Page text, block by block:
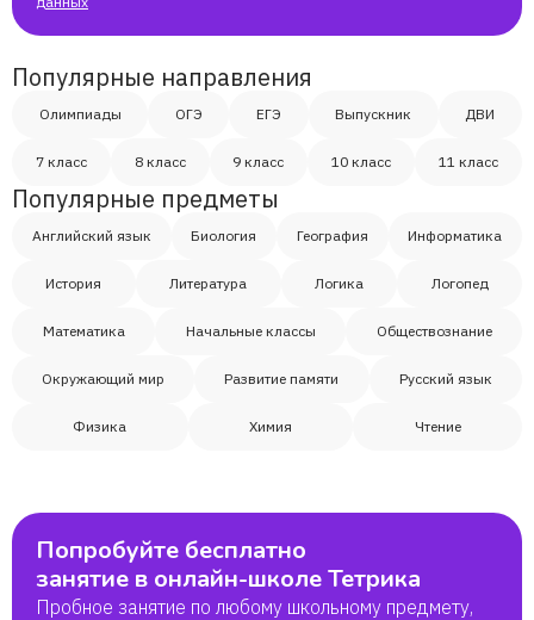
Популярные направления
Олимпиады ОГЭ ЕГЭ Выпускник ДВИ
7 класс 8 класс 9 класс 10 класс 11 класс
Популярные предметы
Английский язык Биология География Информатика
История Литература Логика Логопед
Математика Начальные классы Обществознание
Окружающий мир Развитие памяти Русский язык
Физика Химия Чтение
Попробуйте бесплатно
занятие в онлайн-школе Тетрика
Пробное занятие по любому школьному предмету,